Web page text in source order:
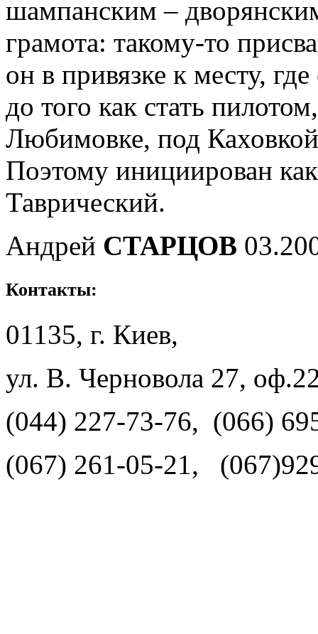
шампанским –
грамота: такому-то
он в привязке к месту,
до того как стать
Любимовке, под
Поэтому инициирован
Таврический.
Андрей СТАРЦОВ
Контакты:
01135, г. Киев,
ул. В. Черновола 27,
(044) 227-73-76, (066)
(067) 261-05-21,